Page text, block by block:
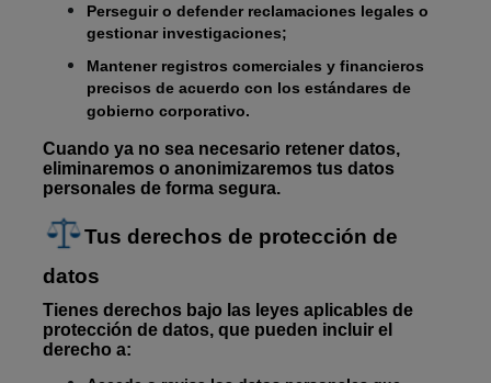
Perseguir o defender reclamaciones legales o
gestionar investigaciones;
Mantener registros comerciales y financieros
precisos de acuerdo con los estándares de
gobierno corporativo.
Cuando ya no sea necesario retener datos,
eliminaremos o anonimizaremos tus datos
personales de forma segura.
Tus derechos de protección de
datos
Tienes derechos bajo las leyes aplicables de
protección de datos, que pueden incluir el
derecho a: